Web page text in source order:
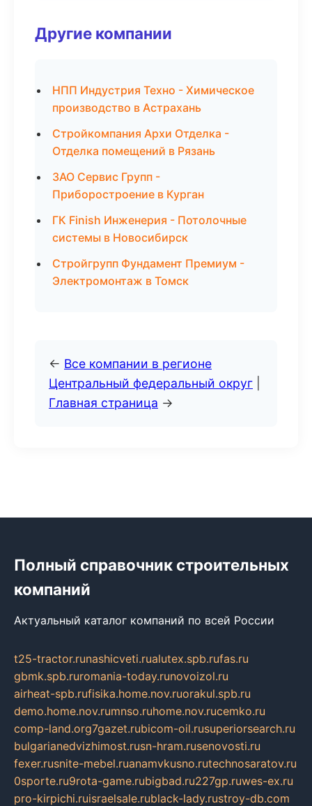
Другие компании
НПП Индустрия Техно - Химическое
производство в Астрахань
Стройкомпания Архи Отделка -
Отделка помещений в Рязань
ЗАО Сервис Групп -
Приборостроение в Курган
ГК Finish Инженерия - Потолочные
системы в Новосибирск
Стройгрупп Фундамент Премиум -
Электромонтаж в Томск
← Все компании в регионе
Центральный федеральный округ
Главная страница →
Полный справочник строительных
компаний
Актуальный каталог компаний по всей России
t25-tractor.runashicveti.rualutex.spb.rufas.ru
gbmk.spb.ruromania-today.runovoizol.ru
airheat-spb.rufisika.home.nov.ruorakul.spb.ru
demo.home.nov.rumnso.ruhome.nov.rucemko.ru
comp-land.org7gazet.rubicom-oil.rusuperiorsearch.ru
bulgarianedvizhimost.rusn-hram.rusenovosti.ru
fexer.rusnite-mebel.ruanamvkusno.rutechnosaratov.ru
0sporte.ru9rota-game.rubigbad.ru227gp.ruwes-ex.ru
pro-kirpichi.ruisraelsale.rublack-lady.rustroy-db.com